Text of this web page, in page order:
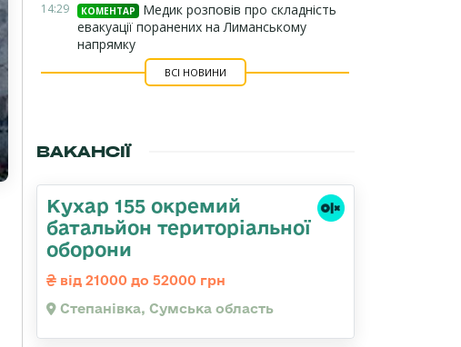
14:29 КОМЕНТАР
Медик розповів про складність
евакуації поранених на Лиманському
напрямку
ВСІ НОВИНИ
ВАКАНСІЇ
Кухар 155 окремий
батальйон територіальної
оборони
від 21000 до 52000 грн
Степанівка, Сумська область